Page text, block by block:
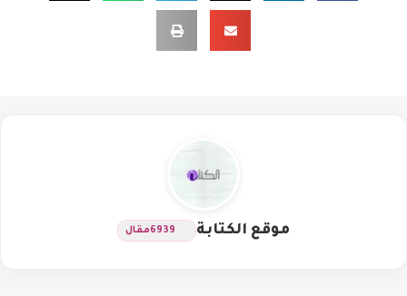
موقع الكتابة 6939مقال